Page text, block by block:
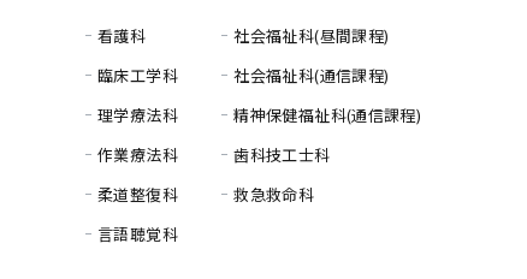
看護科
臨床工学科
理学療法科
作業療法科
柔道整復科
言語聴覚科
社会福祉科(昼間課程)
社会福祉科(通信課程)
精神保健福祉科(通信課程)
歯科技工士科
救急救命科